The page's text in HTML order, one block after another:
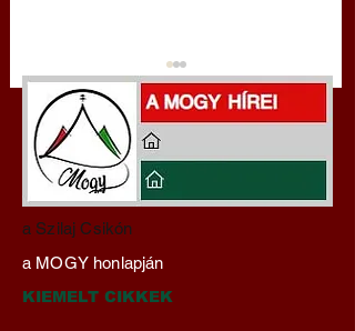
Miért tabu Fauci
büntetőjogi felelősségre
vonása
a Szilaj Csikón
a MOGY honlapján
KIEMELT CIKKEK